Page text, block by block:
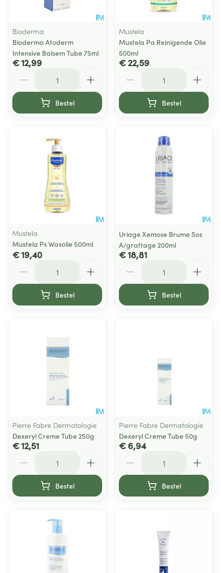
Bioderma
Bioderma Atoderm
Intensive Balsem Tube 75ml
€ 12,99
Bestel
Mustela
Mustela Pa Reinigende Olie
500ml
€ 22,59
Bestel
Mustela
Mustela Ps Wasolie 500ml
€ 19,40
Bestel
Uriage Xemose Brume Sos
A/grattage 200ml
€ 18,81
Bestel
Pierre Fabre Dermatologie
Dexeryl Creme Tube 250g
€ 12,51
Bestel
Pierre Fabre Dermatologie
Dexeryl Creme Tube 50g
€ 6,94
Bestel